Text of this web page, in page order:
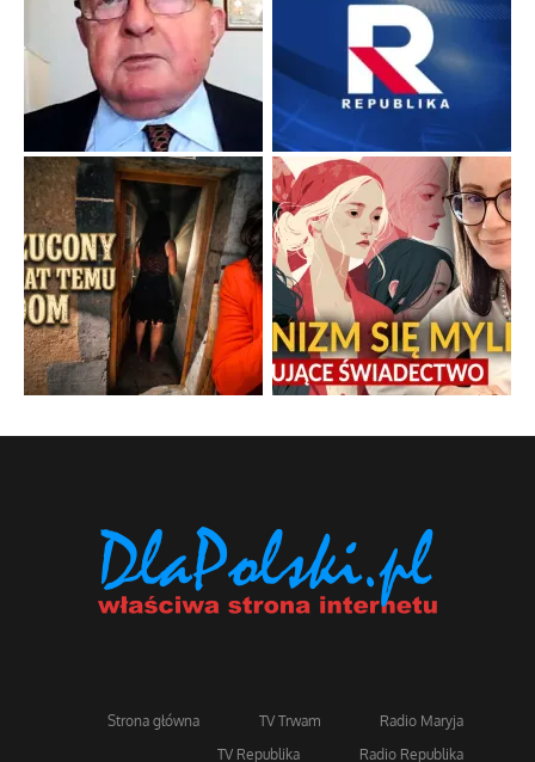
Strona główna TV Trwam
Radio Maryja
TV Republika
Radio Republika